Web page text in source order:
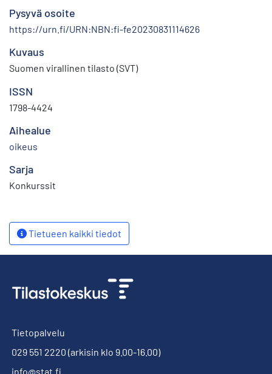
Pysyvä osoite
https://urn.fi/URN:NBN:fi-fe20230831114626
Kuvaus
Suomen virallinen tilasto (SVT)
ISSN
1798-4424
Aihealue
oikeus
Sarja
Konkurssit
Tietueen kaikki tiedot
Tietopalvelu
029 551 2220 (arkisin klo 9.00-16.00)
info@stat.fi